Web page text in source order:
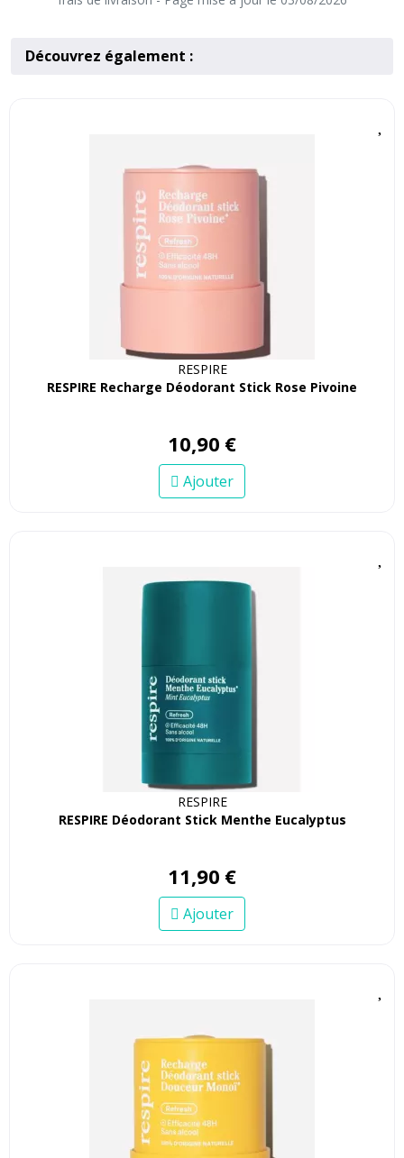
Découvrez également :
RESPIRE
RESPIRE Recharge Déodorant Stick Rose Pivoine
10,90 €
Ajouter
RESPIRE
RESPIRE Déodorant Stick Menthe Eucalyptus
11,90 €
Ajouter